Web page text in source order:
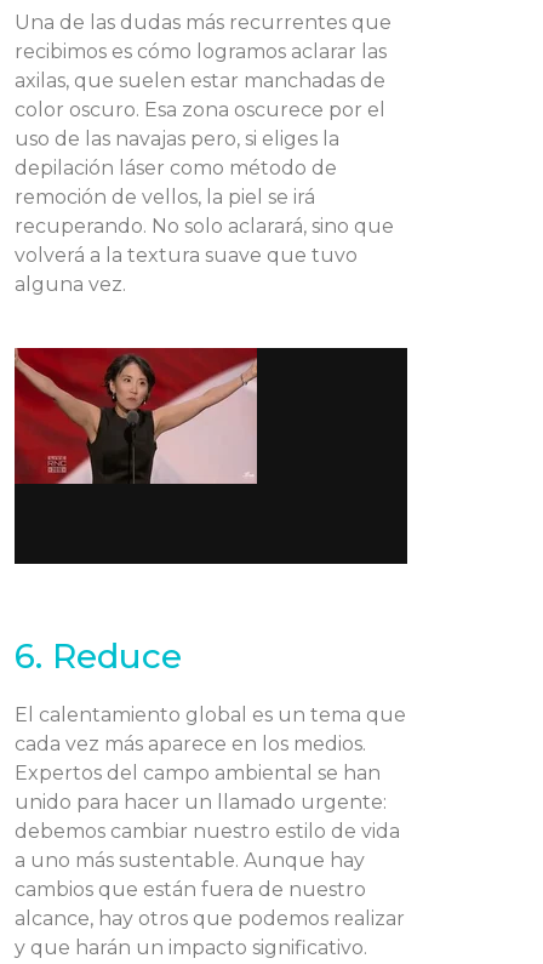
Una de las dudas más recurrentes que
recibimos es cómo logramos aclarar las
axilas, que suelen estar manchadas de
color oscuro. Esa zona oscurece por el
uso de las navajas pero, si eliges la
depilación láser como método de
remoción de vellos, la piel se irá
recuperando. No solo aclarará, sino que
volverá a la textura suave que tuvo
alguna vez.
6. Reduce
El calentamiento global es un tema que
cada vez más aparece en los medios.
Expertos del campo ambiental se han
unido para hacer un llamado urgente:
debemos cambiar nuestro estilo de vida
a uno más sustentable. Aunque hay
cambios que están fuera de nuestro
alcance, hay otros que podemos realizar
y que harán un impacto significativo.